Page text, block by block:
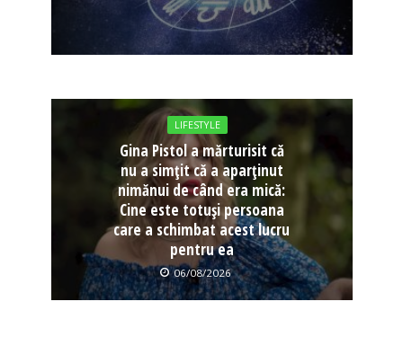
LIFESTYLE
Gina Pistol a mărturisit că
nu a simțit că a aparținut
nimănui de când era mică:
Cine este totuși persoana
care a schimbat acest lucru
pentru ea
06/08/2026